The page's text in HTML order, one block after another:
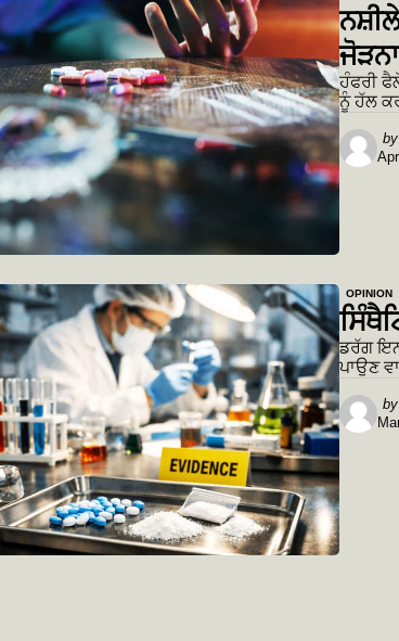
ਜੋੜਨਾ
ਹੰਫਰੀ
ਨੂੰ ਹੱਲ
by
by
OPINION
ਡਰੱਗ
ਪਾਉਣ
by
by